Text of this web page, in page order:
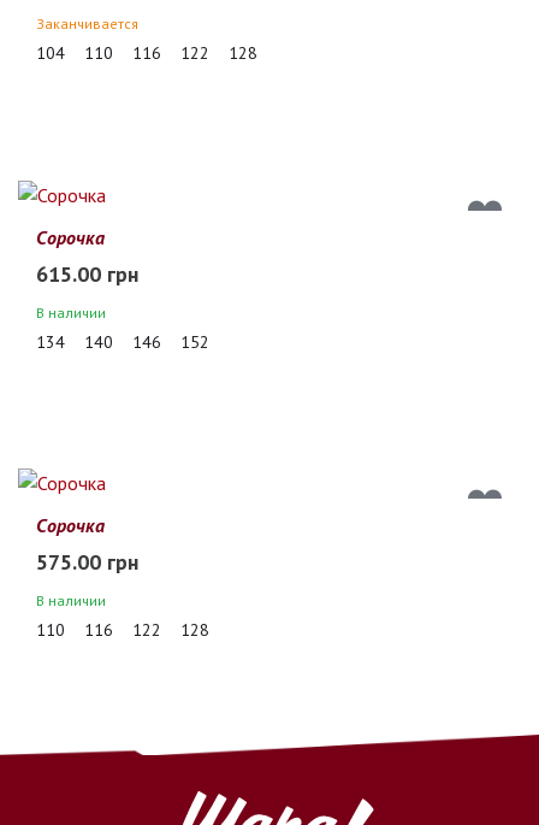
Заканчивается
104 110 116 122 128
Сорочка
615.00 грн
В наличии
134 140 146 152
Сорочка
575.00 грн
В наличии
110 116 122 128